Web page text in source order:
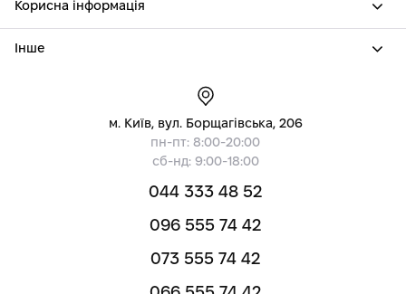
Корисна інформація
Інше
м. Київ, вул. Борщагівська, 206
пн-пт: 8:00-20:00
сб-нд: 9:00-18:00
044 333 48 52
096 555 74 42
073 555 74 42